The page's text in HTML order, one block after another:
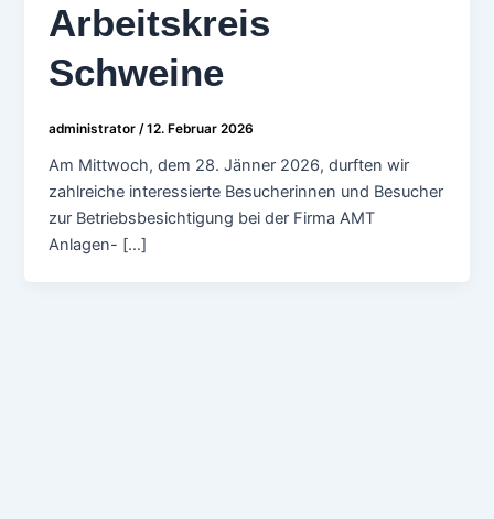
Arbeitskreis
Schweine
administrator/12. Februar 2026
Am Mittwoch, dem 28. Jänner 2026, durften wir
zahlreiche interessierte Besucherinnen und Besucher
zur Betriebsbesichtigung bei der Firma AMT
Anlagen- […]